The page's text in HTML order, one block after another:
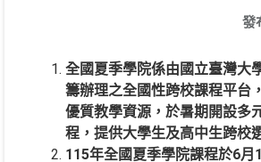
發
全國夏季學院係由國立臺灣大
籌辦理之全國性跨校課程平台
優質教學資源，於暑期開設多
程，提供大學生及高中生跨校
115年全國夏季學院課程於6月